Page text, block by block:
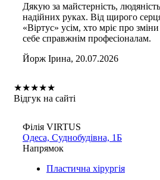
Дякую за майстерність,
надійних руках. Від щирого
«Віртус» усім, хто мріє про
себе справжнім професіоналам.
Йорж Ірина, 20.07.2026
★★★★★
Відгук на сайті
Філія VIRTUS
Одеса, Суднобудівна, 1Б
Напрямок
Пластична хірургія